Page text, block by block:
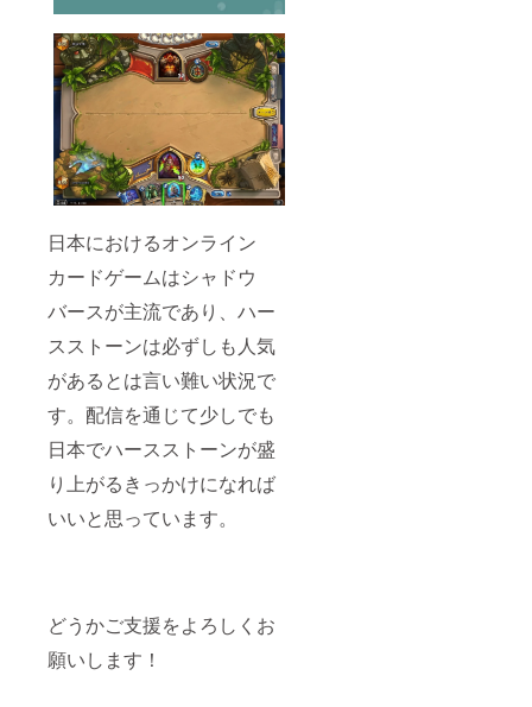
日本におけるオンライン
カードゲームはシャドウ
バースが主流であり、ハー
スストーンは必ずしも人気
があるとは言い難い状況で
す。配信を通じて少しでも
日本でハースストーンが盛
り上がるきっかけになれば
いいと思っています。
どうかご支援をよろしくお
願いします！